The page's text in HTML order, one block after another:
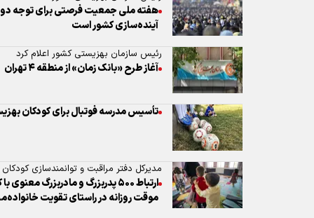
تأسیس مدرسه فوتبال برای کودکان
مدیرکل دفتر مراقبت و توانمندسازی
موقت روزانه در راستای تقویت
پارلمان مشورتی دانش‌آموزی بهزیستی